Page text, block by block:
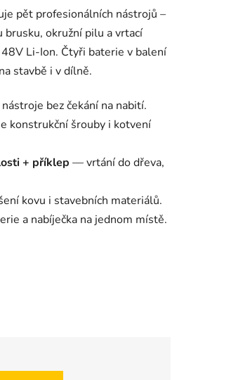
pět profesionálních nástrojů –
okružní pilu a vrtací
Li-Ion. Čtyři baterie v balení
stavbě i v dílně.
bez čekání na nabití.
konstrukční šrouby i kotvení
+ příklep — vrtání do dřeva,
kovu i stavebních materiálů.
a nabíječka na jednom místě.